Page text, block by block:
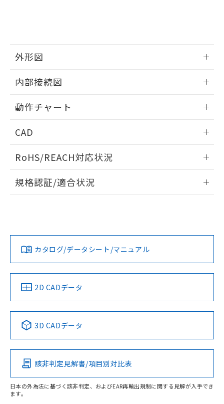
外形図
外形図
内部接続図
内部接続図
動作チャート
動作チャート
CAD
ドすることができます。
ログイン/会員登録
ダウンロードデータをご利用いただく前に、以下を必ずお読
みください。
ソフトウェアの使用条件
RoHS/REACH対応状況
EU RoHS 注意事項・凡例
対応済み
中国 RoHS 注意事項・凡例
Pb Hg Cd Cr(VI)
O
規格認証/適合状況
LR型式承認
（イギリス
船舶規格）
DNV型式承認
（ノルウェー
BV型式承認
（フランス
KR型式
（韓国
Yes No No No
この製品の規格認証/適合状況ページへ
その他の認証はこちらのページからご検索ください
カタログ/データシート/マニュアル
2D CADデータ
3D CADデータ
該非判定見解書/項目別対比表
日本の外為法に基づく該非判定、およびEAR再輸出規制に関する見解が入手でき
ます。
をご了承ください。
※当社の共同利用者とは、
の共同利用に関して"
の「1.共同利
用者の範囲」に記載されている法人を
下記の非含有証明書をダウンロードするこ
とができます。
EU RoHS指令（10物質）の非含有証明書
51物質の非含有証明書（当社基準）
るもので、過去に遡って非含有を証明する
ものではありません。
物質の対応では、対応完了までの期間は出
荷製品に未対応品が混在することから備考
欄に対応日を記載しておりました。
していることから、特段のことがない限
り、2022年1月12日より割愛しておりま